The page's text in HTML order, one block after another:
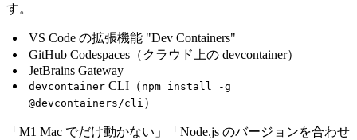
す。
VS Code の拡張機能 "Dev Containers"
GitHub Codespaces（クラウド上の devcontainer）
JetBrains Gateway
devcontainer CLI（ npm install -g
@devcontainers/cli ）
「M1 Mac でだけ動かない」「Node.js のバージョンを合わせ